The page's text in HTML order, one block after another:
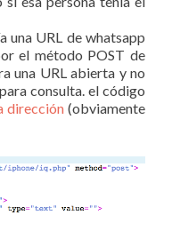
una URL de whatsapp
el método POST de
una URL abierta y no
consulta. el código
dirección (obviamente